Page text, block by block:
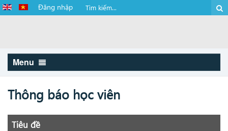
Đăng nhập
Menu
Thông báo học viên
Tiêu đề